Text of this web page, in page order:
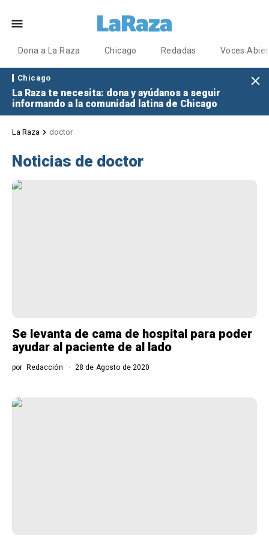
Dona a La Raza Chicago Redadas Voces
Chicago
La Raza te necesita: dona y ayúdanos a seguir
informando a la comunidad latina de Chicago
La Raza doctor
Noticias de doctor
Se levanta de cama de hospital para poder
ayudar al paciente de al lado
por Redacción 28 de Agosto de 2020